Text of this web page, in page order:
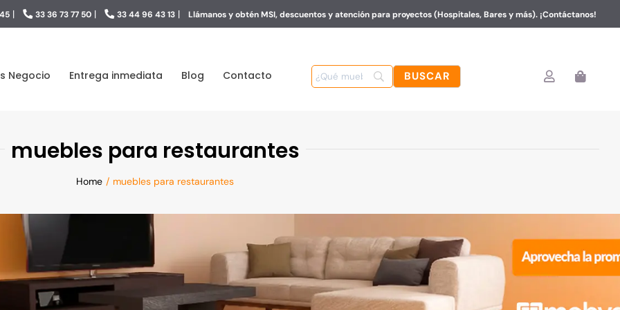
| 33 36 73 77 50| 33 44 96 43 13| Llámanos y obtén MSI, descuentos y atención para proyectos (Hospitales, Bares y más). ¡Contáctanos!
Negocio Entrega inmediata Blog Contacto
muebles para restaurantes
Home muebles para restaurantes